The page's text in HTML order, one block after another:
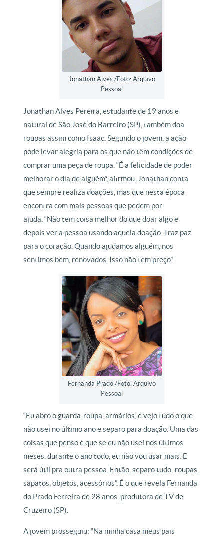
Jonathan Alves /Foto: Arquivo
Pessoal
Jonathan Alves Pereira, estudante de 19 anos e
natural de São José do Barreiro (SP), também doa
roupas assim como Isaac. Segundo o jovem, a ação
pode levar alegria para os que não têm condições de
comprar uma peça de roupa. “É a felicidade de poder
melhorar o dia de alguém”, afirmou. Jonathan conta
que sempre realiza doações, mas que nesta época
encontra com mais pessoas que pedem por
ajuda. “Não tem coisa melhor do que doar algo e
depois ver a pessoa usando aquela doação. Traz paz
para o coração. Quando ajudamos alguém, nos
sentimos bem, renovados. Isso não tem preço”.
Fernanda Prado /Foto: Arquivo
Pessoal
“Eu abro o guarda-roupa, armários, e vejo tudo o que
não usei no último ano e separo para doação. Uma das
coisas que penso é que se eu não usei nos últimos
meses, durante o ano todo, eu não vou usar mais. E
será útil pra outra pessoa. Então, separo tudo: roupas,
sapatos, objetos, acessórios”. É o que revela Fernanda
do Prado Ferreira de 28 anos, produtora de TV de
Cruzeiro (SP).
A jovem prosseguiu: “Na minha casa meus pais